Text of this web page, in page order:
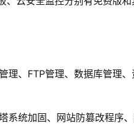
理、FTP管理、数据库管理
统加固、网站防篡改程序